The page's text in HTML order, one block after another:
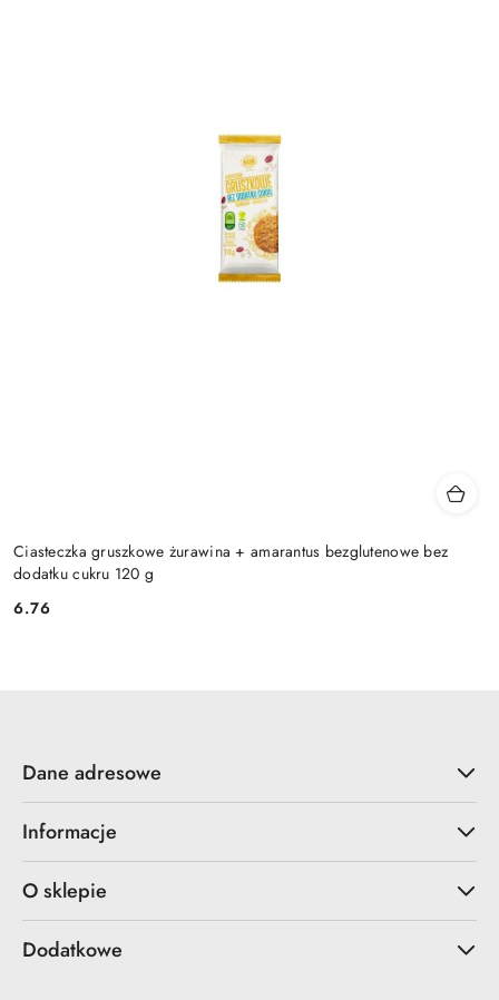
Ciasteczka gruszkowe żurawina + amarantus bezglutenowe bez
dodatku cukru 120 g
Cena:
6.76
Dane adresowe
Informacje
O sklepie
Dodatkowe